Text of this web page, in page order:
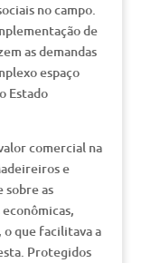
no campo.
de
as demandas
espaço
Estado
comercial na
e
sobre as
que facilitava a
Protegidos